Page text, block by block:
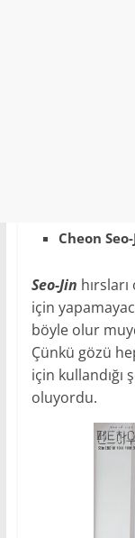
Cheon
Seo-Jin
için
böyle olur
Çünkü gözü
için kullandığı
oluyordu.